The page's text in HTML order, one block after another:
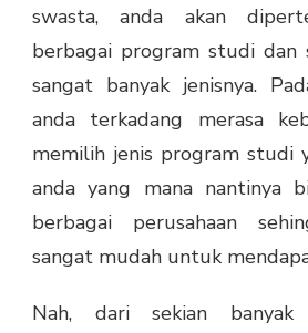
swasta, anda akan
berbagai program studi dan
sangat banyak jenisnya.
anda terkadang merasa
memilih jenis program studi
anda yang mana nantinya
berbagai perusahaan
sangat mudah untuk
Nah, dari sekian